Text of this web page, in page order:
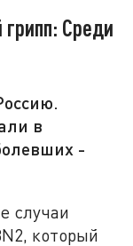
Среди
в
-
случаи
который